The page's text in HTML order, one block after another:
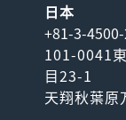
日本
+81-3-
101-0041
目23-1
天翔秋葉原